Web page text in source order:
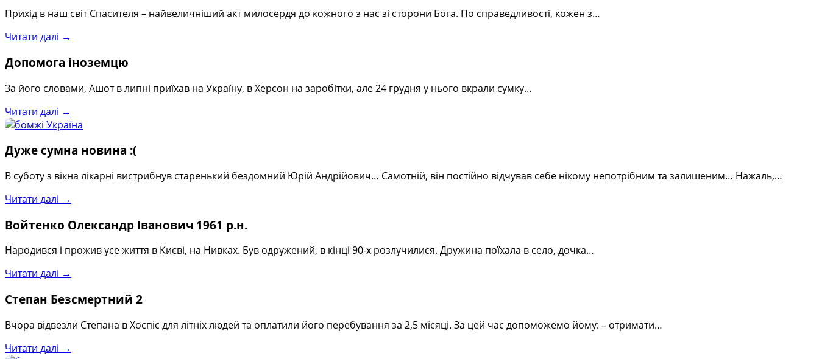
Прихід в наш світ Спасителя – найвеличніший акт милосердя до кожного з нас зі сторони Бога. По справедливості, кожен з…
Читати далі →
Допомога іноземцю
За його словами, Ашот в липні приїхав на Україну, в Херсон на заробітки, але 24 грудня у нього вкрали сумку…
Читати далі →
Дуже сумна новина :(
В суботу з вікна лікарні вистрибнув старенький бездомний Юрій Андрійович… Самотній, він постійно відчував себе нікому непотрібним та залишеним… Нажаль,…
Читати далі →
Войтенко Олександр Іванович 1961 р.н.
Народився і прожив усе життя в Києві, на Нивках. Був одружений, в кінці 90-х розлучилися. Дружина поїхала в село, дочка…
Читати далі →
Степан Безсмертний 2
Вчора відвезли Степана в Хоспіс для літніх людей та оплатили його перебування за 2,5 місяці. За цей час допоможемо йому: – отримати…
Читати далі →